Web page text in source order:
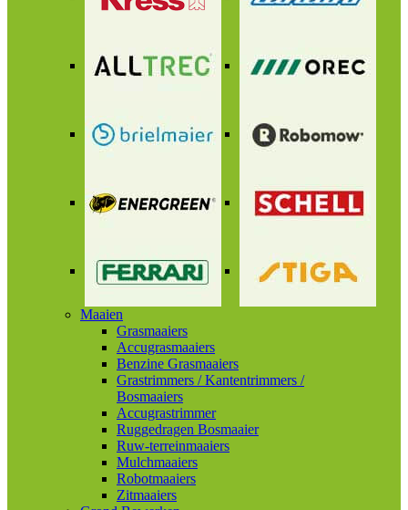
Maaien
Grasmaaiers
Accugrasmaaiers
Benzine Grasmaaiers
Grastrimmers / Kantentrimmers /
Bosmaaiers
Accugrastrimmer
Ruggedragen Bosmaaier
Ruw-terreinmaaiers
Mulchmaaiers
Robotmaaiers
Zitmaaiers